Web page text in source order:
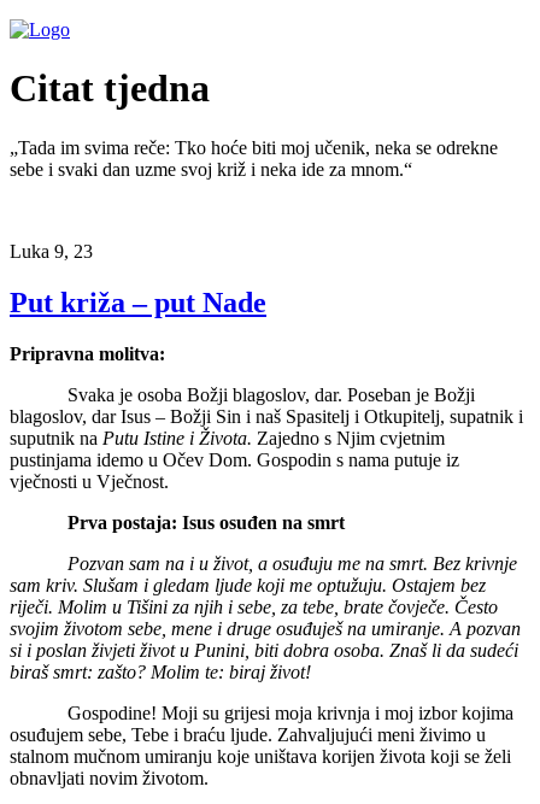
Citat tjedna
„Tada im svima reče: Tko hoće biti moj učenik, neka se odrekne
sebe i svaki dan uzme svoj križ i neka ide za mnom.“
Luka 9, 23
Put križa – put Nade
Pripravna molitva:
Svaka je osoba Božji blagoslov, dar. Poseban je Božji
blagoslov, dar Isus – Božji Sin i naš Spasitelj i Otkupitelj, supatnik i
suputnik na Putu Istine i Života. Zajedno s Njim cvjetnim
pustinjama idemo u Očev Dom. Gospodin s nama putuje iz
vječnosti u Vječnost.
Prva postaja: Isus osuđen na smrt
Pozvan sam na i u život, a osuđuju me na smrt. Bez krivnje
sam kriv. Slušam i gledam ljude koji me optužuju. Ostajem bez
riječi. Molim u Tišini za njih i sebe, za tebe, brate čovječe. Često
svojim životom sebe, mene i druge osuđuješ na umiranje. A pozvan
si i poslan živjeti život u Punini, biti dobra osoba. Znaš li da sudeći
biraš smrt: zašto? Molim te: biraj život!
Gospodine! Moji su grijesi moja krivnja i moj izbor kojima
osuđujem sebe, Tebe i braću ljude. Zahvaljujući meni živimo u
stalnom mučnom umiranju koje uništava korijen života koji se želi
obnavljati novim životom.